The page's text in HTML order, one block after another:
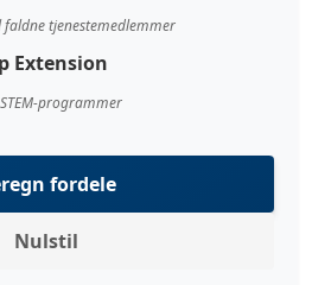
tjenestemedlemmer
Extension
programmer
fordele
Nulstil